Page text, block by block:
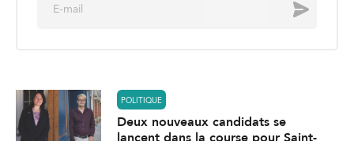
Envoyer
POLITIQUE
Deux nouveaux candidats se